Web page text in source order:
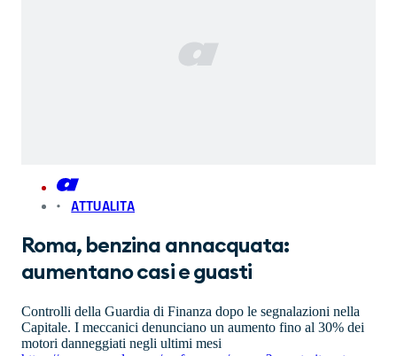
ATTUALITA
Roma, benzina annacquata:
aumentano casi e guasti
Controlli della Guardia di Finanza dopo le segnalazioni nella
Capitale. I meccanici denunciano un aumento fino al 30% dei
motori danneggiati negli ultimi mesi